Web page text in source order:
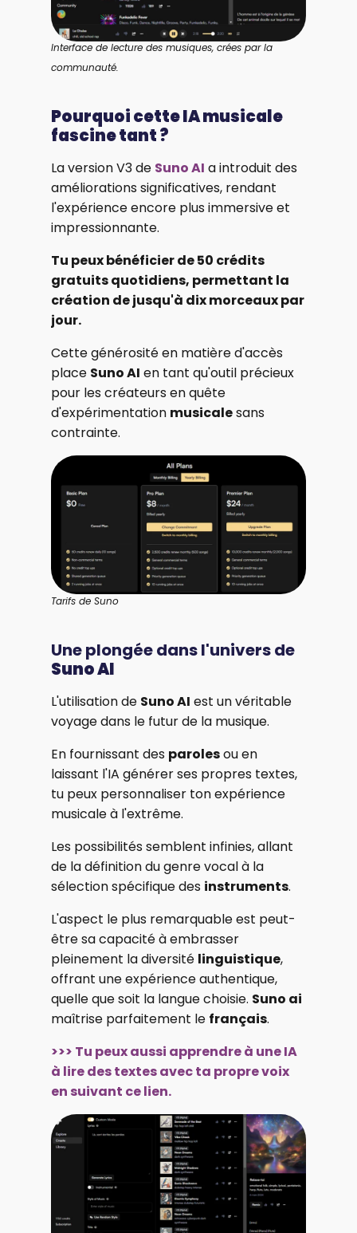
Interface de lecture des musiques, crées par la
communauté.
Pourquoi cette IA musicale
fascine tant ?
La version V3 de Suno AI a introduit des
améliorations significatives, rendant
l'expérience encore plus immersive et
impressionnante.
Tu peux bénéficier de 50 crédits
gratuits quotidiens, permettant la
création de jusqu'à dix morceaux par
jour.
Cette générosité en matière d'accès
place Suno AI en tant qu'outil précieux
pour les créateurs en quête
d'expérimentation musicalesans
contrainte.
Tarifs de Suno
Une plongée dans l'univers de
Suno AI
L'utilisation de Suno AI est un véritable
voyage dans le futur de la musique.
En fournissant des parolesou en
laissant l'IA générer ses propres textes,
tu peux personnaliser ton expérience
musicale à l'extrême.
Les possibilités semblent infinies, allant
de la définition du genre vocal à la
sélection spécifique des instruments.
L'aspect le plus remarquable est peut-
être sa capacité à embrasser
pleinement la diversité linguistique,
offrant une expérience authentique,
quelle que soit la langue choisie. Suno ai
maîtrise parfaitement le français.
>>> Tu peux aussi apprendre à une IA
à lire des textes avec ta propre voix
en suivant ce lien.